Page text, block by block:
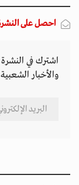
احصل على النشرة
اشترك في النشرة
والأخبار